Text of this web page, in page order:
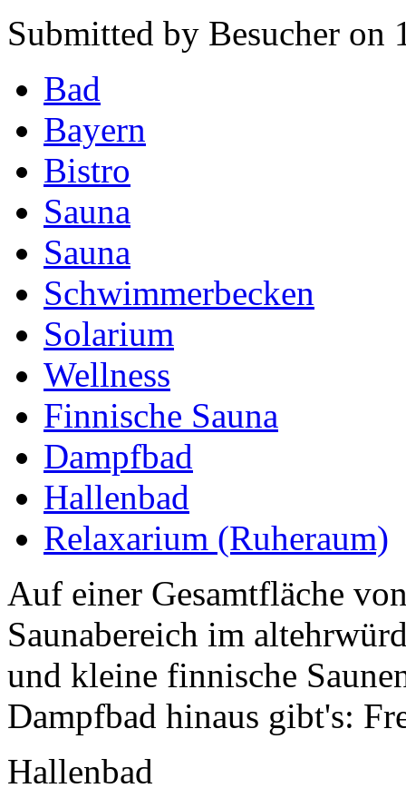
Submitted by Besucher on
Bad
Bayern
Bistro
Sauna
Sauna
Schwimmerbecken
Solarium
Wellness
Finnische Sauna
Dampfbad
Hallenbad
Relaxarium (Ruheraum)
Auf einer Gesamtfläche
Saunabereich im
und kleine finnische
Dampfbad hinaus gibt's:
Hallenbad